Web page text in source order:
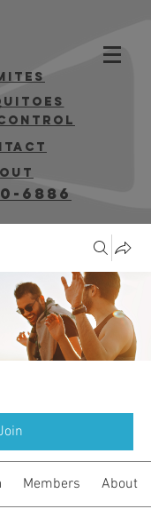
6886
Members About